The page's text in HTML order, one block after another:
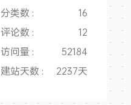
分类数 :
16
评论数 :
12
访问量 :
52184
建站天数 :
2237天